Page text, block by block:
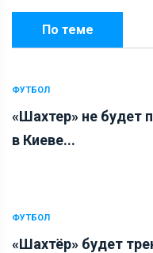
По теме
ФУТБОЛ
«Шахтер» не будет
в Киеве...
ФУТБОЛ
«Шахтёр» будет